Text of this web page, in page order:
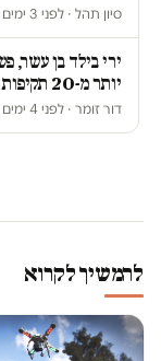
סיון תהל · לפני 3 ימים
ירי בילד בן עשר,
יותר מ-20 תקיפות ביממה אחת בגדה
דור זומר · לפני 4 ימים
להמשיך לקרוא